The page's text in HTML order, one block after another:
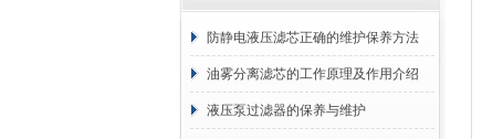
防静电液压滤芯正确的维护保养方法
油雾分离滤芯的工作原理及作用介绍
液压泵过滤器的保养与维护